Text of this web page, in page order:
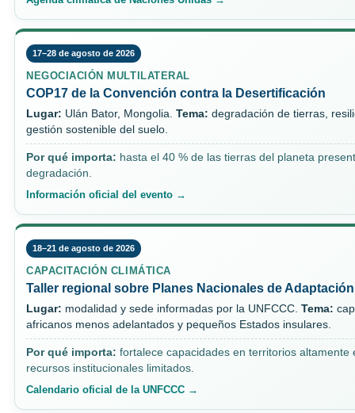
17–28 de agosto de 2026
NEGOCIACIÓN MULTILATERAL
COP17 de la Convención contra la Desertificación
Lugar: Ulán Bator, Mongolia. Tema: degradación de tierras,
gestión sostenible del suelo.
Por qué importa: hasta el 40 % de las tierras del planeta
degradación.
Información oficial del evento →
18–21 de agosto de 2026
CAPACITACIÓN CLIMÁTICA
Taller regional sobre Planes Nacionales de Adaptación
Lugar: modalidad y sede informadas por la UNFCCC. Tema:
africanos menos adelantados y pequeños Estados insulares.
Por qué importa: fortalece capacidades en territorios altamente
recursos institucionales limitados.
Calendario oficial de la UNFCCC →